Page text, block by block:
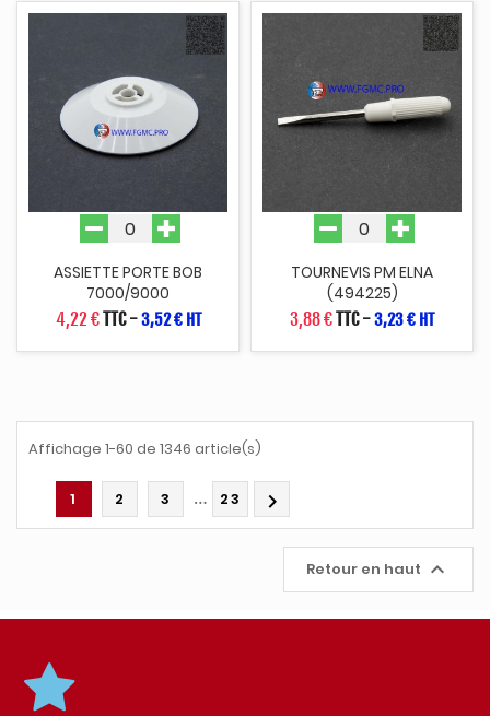
ASSIETTE PORTE BOB
7000/9000
4,22 €TTC-3,52 € HT
TOURNEVIS PM ELNA
(494225)
3,88 €TTC-3,23 € HT
Affichage 1-60 de 1346 article(s)
1 2 3 … 23 
Retour en haut 